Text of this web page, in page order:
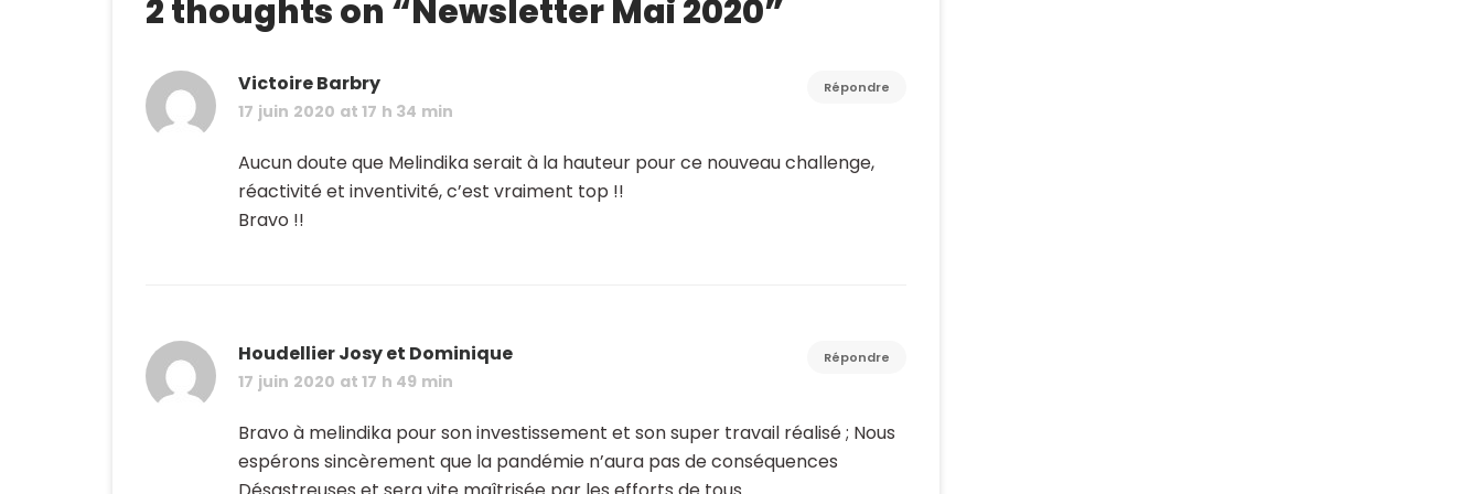
l’article
2 thoughts on “Newsletter Mai 2020”
Victoire Barbry
17 juin 2020 at 17 h 34 min
Aucun doute que Melindika serait à la hauteur pour ce nouveau challenge,
réactivité et inventivité, c’est vraiment top !!
Bravo !!
Répondre
Houdellier Josy et Dominique
17 juin 2020 at 17 h 49 min
Bravo à melindika pour son investissement et son super travail réalisé ; Nous
espérons sincèrement que la pandémie n’aura pas de conséquences
Répondre